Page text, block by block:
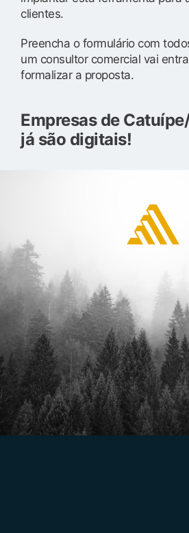
clientes.
Preencha o formulário com
um consultor comercial vai
formalizar a proposta.
Empresas de
já são digitais!